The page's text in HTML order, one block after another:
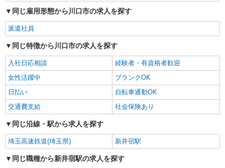
同じ雇用形態から川口市の求人を探す
派遣社員
同じ特徴から川口市の求人を探す
入社日応相談
経験者・有資格者歓迎
女性活躍中
ブランクOK
日払い
自転車通勤OK
交通費支給
社会保険あり
同じ沿線・駅から求人を探す
埼玉高速鉄道(埼玉県) 新井宿駅
同じ職種から新井宿駅の求人を探す